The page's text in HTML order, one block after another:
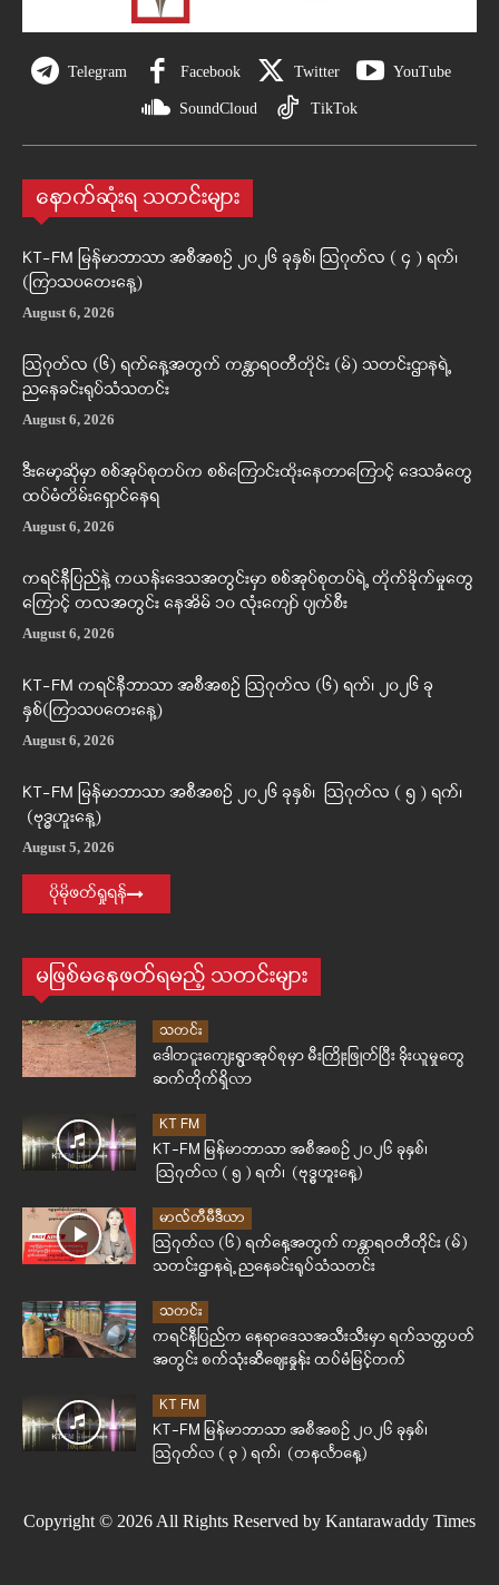
Telegram Facebook Twitter YouTube
SoundCloud TikTok
နောက်ဆုံးရ သတင်းများ
KT-FM မြန်မာဘာသာ အစီအစဉ် ၂၀၂၆ ခုနှစ်၊ ဩဂုတ်လ ( ၄ ) ရက်၊
(ကြာသပတေးနေ့)
August 6, 2026
ဩဂုတ်လ (၆) ရက်နေ့အတွက် ကန္တာရဝတီတိုင်း (မ်) သတင်းဌာနရဲ့
ညနေခင်းရုပ်သံသတင်း
August 6, 2026
ဒီးမော့ဆိုမှာ စစ်အုပ်စုတပ်က စစ်ကြောင်းထိုးနေတာကြောင့် ဒေသခံတွေ
ထပ်မံတိမ်းရှောင်နေရ
August 6, 2026
ကရင်နီပြည်နဲ့ ကယန်းဒေသအတွင်းမှာ စစ်အုပ်စုတပ်ရဲ့ တိုက်ခိုက်မှုတွေ
ကြောင့် တလအတွင်း နေအိမ် ၁၀ လုံးကျော် ပျက်စီး
August 6, 2026
KT-FM ကရင်နီဘာသာ အစီအစဉ် ဩဂုတ်လ (၆) ရက်၊ ၂၀၂၆ ခု
နှစ်(ကြာသပတေးနေ့)
August 6, 2026
KT-FM မြန်မာဘာသာ အစီအစဉ် ၂၀၂၆ ခုနှစ်၊ ဩဂုတ်လ ( ၅ ) ရက်၊
(ဗုဒ္ဓဟူးနေ့)
August 5, 2026
ပိုမိုဖတ်ရှုရန်
မဖြစ်မနေဖတ်ရမည့် သတင်းများ
သတင်း
ဒေါတငူးကျေးရွာအုပ်စုမှာ မီးကြိုးဖြုတ်ပြီး ခိုးယူမှုတွေ
ဆက်တိုက်ရှိလာ
KT FM
KT-FM မြန်မာဘာသာ အစီအစဉ် ၂၀၂၆ ခုနှစ်၊
ဩဂုတ်လ ( ၅ ) ရက်၊ (ဗုဒ္ဓဟူးနေ့)
မာလ်တီမီဒီယာ
ဩဂုတ်လ (၆) ရက်နေ့အတွက် ကန္တာရဝတီတိုင်း (မ်)
သတင်းဌာနရဲ့ ညနေခင်းရုပ်သံသတင်း
သတင်း
ကရင်နီပြည်က နေရာဒေသအသီးသီးမှာ ရက်သတ္တပတ်
အတွင်း စက်သုံးဆီဈေးနှုန်း ထပ်မံမြင့်တက်
KT FM
KT-FM မြန်မာဘာသာ အစီအစဉ် ၂၀၂၆ ခုနှစ်၊
ဩဂုတ်လ ( ၃ ) ရက်၊ (တနင်္လာနေ့)
Copyright © 2026 All Rights Reserved by Kantarawaddy Times